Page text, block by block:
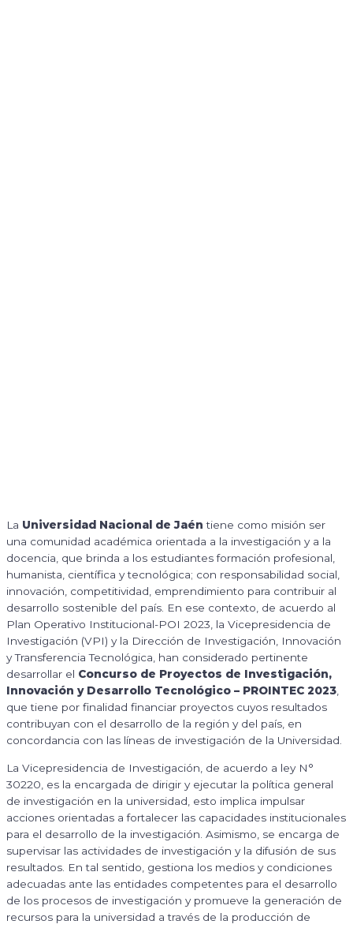
La Universidad Nacional de Jaén tiene como misión ser
una comunidad académica orientada a la investigación y a la
docencia, que brinda a los estudiantes formación profesional,
humanista, científica y tecnológica; con responsabilidad social,
innovación, competitividad, emprendimiento para contribuir al
desarrollo sostenible del país. En ese contexto, de acuerdo al
Plan Operativo Institucional-POI 2023, la Vicepresidencia de
Investigación (VPI) y la Dirección de Investigación, Innovación
y Transferencia Tecnológica, han considerado pertinente
desarrollar el Concurso de Proyectos de Investigación,
Innovación y Desarrollo Tecnológico – PROINTEC 2023,
que tiene por finalidad financiar proyectos cuyos resultados
contribuyan con el desarrollo de la región y del país, en
concordancia con las líneas de investigación de la Universidad.
La Vicepresidencia de Investigación, de acuerdo a ley N°
30220, es la encargada de dirigir y ejecutar la política general
de investigación en la universidad, esto implica impulsar
acciones orientadas a fortalecer las capacidades institucionales
para el desarrollo de la investigación. Asimismo, se encarga de
supervisar las actividades de investigación y la difusión de sus
resultados. En tal sentido, gestiona los medios y condiciones
adecuadas ante las entidades competentes para el desarrollo
de los procesos de investigación y promueve la generación de
recursos para la universidad a través de la producción de